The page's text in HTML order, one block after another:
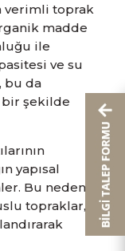
verimli toprak
madde
ile
ve su
bu da
bir şekilde
yapısal
Bu nedenle,
topraklar,